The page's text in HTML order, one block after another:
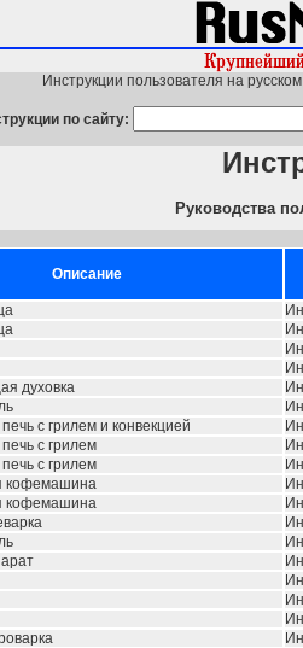
Инструкции пользователя на
по сайту:
Руководства
Описание
духовка
с грилем и конвекцией
с грилем
с грилем
кофемашина
кофемашина